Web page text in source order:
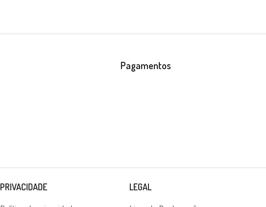
Pagamentos
PRIVACIDADE LEGAL